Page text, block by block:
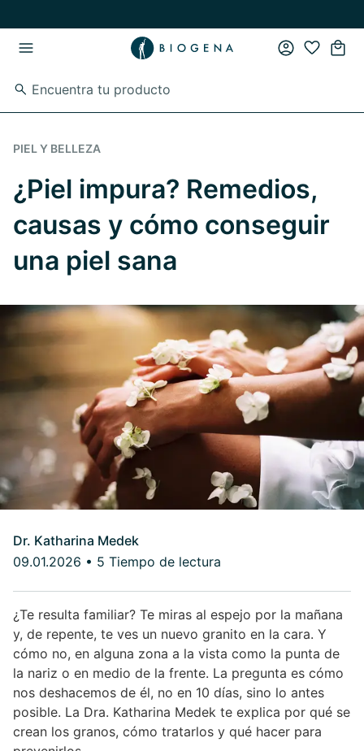
PIEL Y BELLEZA
¿Piel impura? Remedios,
causas y cómo conseguir
una piel sana
Dr. Katharina Medek
09.01.2026 • 5 Tiempo de lectura
¿Te resulta familiar? Te miras al espejo por la mañana
y, de repente, te ves un nuevo granito en la cara. Y
cómo no, en alguna zona a la vista como la punta de
la nariz o en medio de la frente. La pregunta es cómo
nos deshacemos de él, no en 10 días, sino lo antes
posible. La Dra. Katharina Medek te explica por qué se
crean los granos, cómo tratarlos y qué hacer para